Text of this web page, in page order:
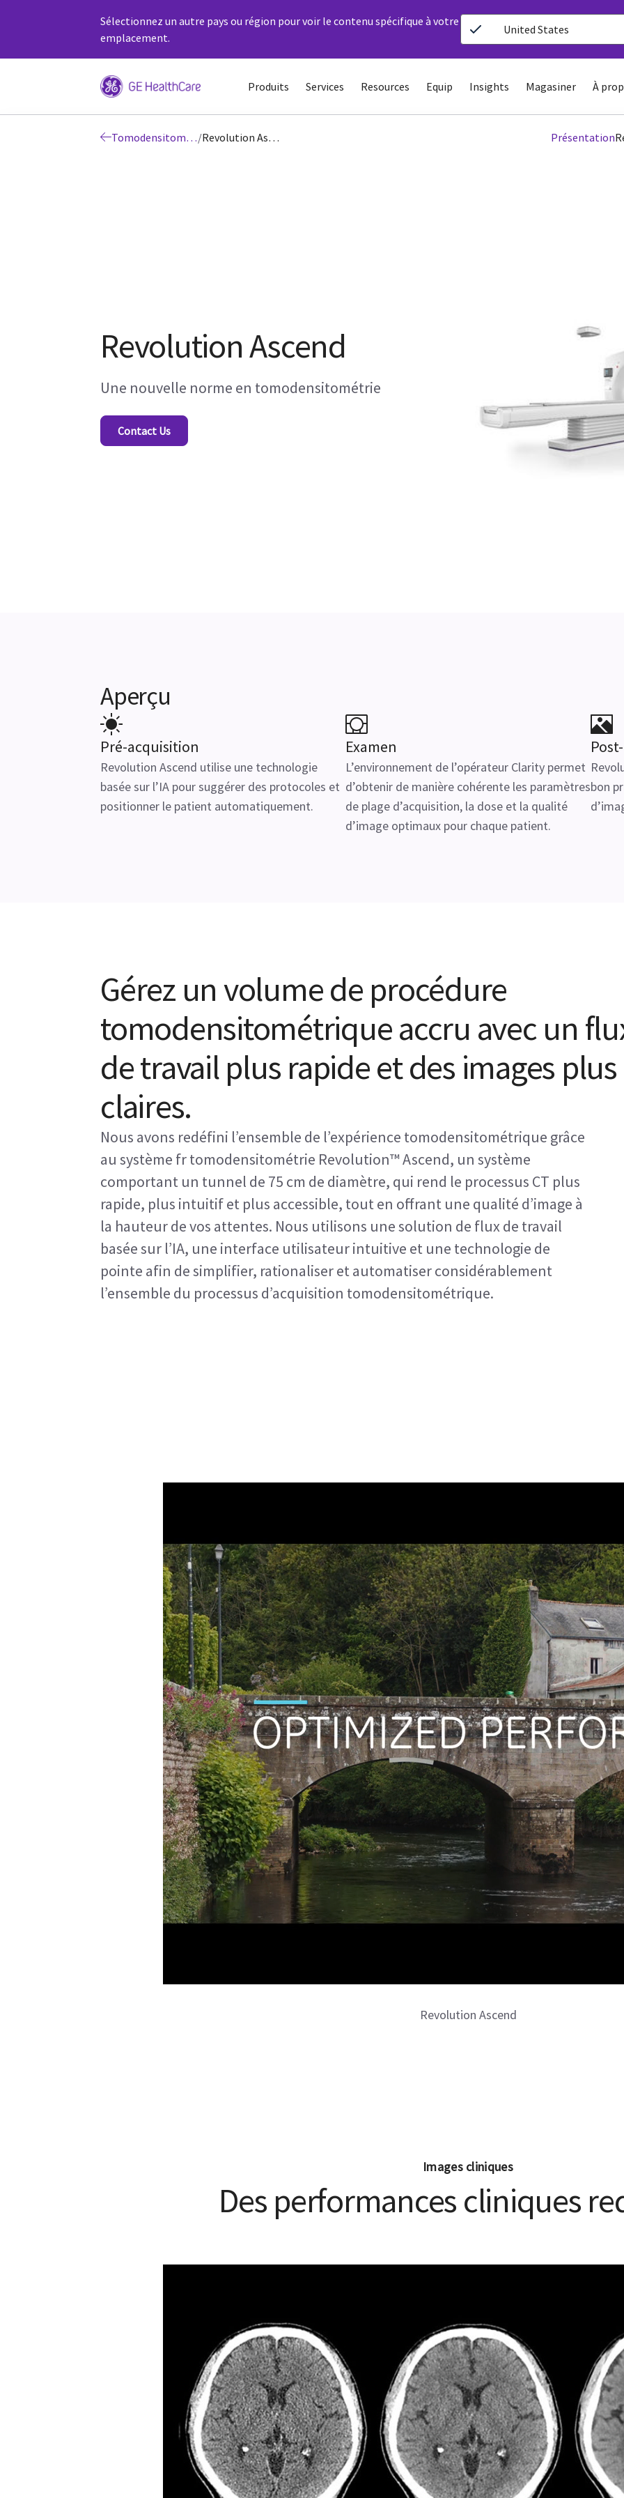
Sélectionnez un autre pays ou région pour voir le contenu spécifique à votre
emplacement.
United States
Produits Services Resources Equip Insights Magasiner À
Tomodensitométrie/ Revolution Ascend Présentation
Revolution Ascend
Une nouvelle norme en tomodensitométrie
Contact Us
Aperçu
Pré-acquisition
Revolution Ascend utilise une technologie
basée sur l’IA pour suggérer des protocoles et
positionner le patient automatiquement.
Examen
L’environnement de l’opérateur Clarity permet
d’obtenir de manière cohérente les paramètres
de plage d’acquisition, la dose et la qualité
d’image optimaux pour chaque patient.
bon
Gérez un volume de procédure
tomodensitométrique accru avec un
de travail plus rapide et des images plus
claires.
Nous avons redéfini l’ensemble de l’expérience tomodensitométrique grâce
au système fr tomodensitométrie Revolution™ Ascend, un système
comportant un tunnel de 75 cm de diamètre, qui rend le processus CT plus
rapide, plus intuitif et plus accessible, tout en offrant une qualité d’image à
la hauteur de vos attentes. Nous utilisons une solution de flux de travail
basée sur l’IA, une interface utilisateur intuitive et une technologie de
pointe afin de simplifier, rationaliser et automatiser considérablement
l’ensemble du processus d’acquisition tomodensitométrique.
Revolution Ascend
Images cliniques
Des performances cliniques